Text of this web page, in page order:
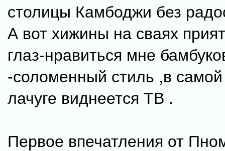
столицы Камбоджи без
А вот хижины на сваях
глаз-нравиться мне
-соломенный стиль ,в
лачуге виднеется ТВ .
Первое впечатления от